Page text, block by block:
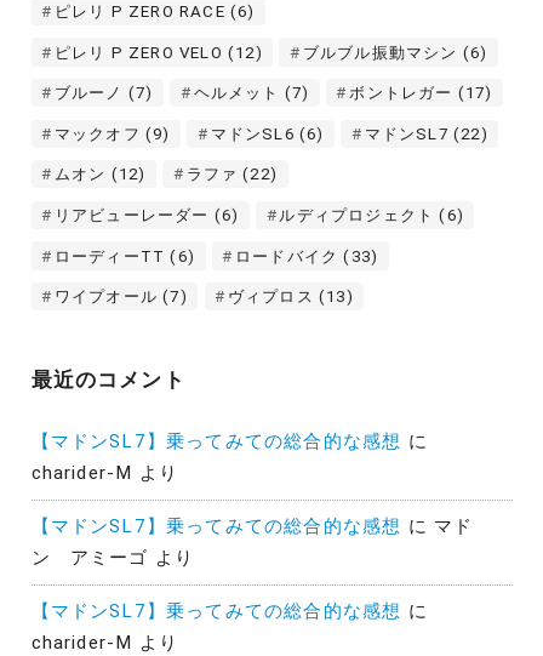
ピレリ P ZERO RACE (6)
ピレリ P ZERO VELO (12) ブルブル振動マシン (6)
ブルーノ (7) ヘルメット (7) ボントレガー (17)
マックオフ (9) マドンSL6 (6) マドンSL7 (22)
ムオン (12) ラファ (22)
リアビューレーダー (6) ルディプロジェクト (6)
ローディーTT (6) ロードバイク (33)
ワイプオール (7) ヴィプロス (13)
最近のコメント
【マドンSL7】乗ってみての総合的な感想 に
charider-M
より
【マドンSL7】乗ってみての総合的な感想 に マド
ン アミーゴ より
【マドンSL7】乗ってみての総合的な感想 に
charider-M
より